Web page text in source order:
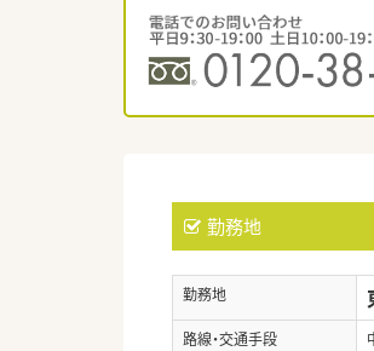
勤務地
勤務地
路線・交通手段